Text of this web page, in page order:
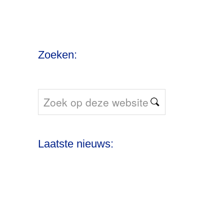
Zoeken:
Zoek
op
website
Laatste nieuws: